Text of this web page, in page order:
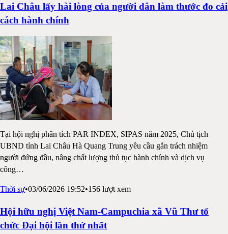
Lai Châu lấy hài lòng của người dân làm thước đo cải
cách hành chính
Tại hội nghị phân tích PAR INDEX, SIPAS năm 2025, Chủ tịch
UBND tỉnh Lai Châu Hà Quang Trung yêu cầu gắn trách nhiệm
người đứng đầu, nâng chất lượng thủ tục hành chính và dịch vụ
công…
Thời sự•03/06/2026 19:52•156 lượt xem
Hội hữu nghị Việt Nam-Campuchia xã Vũ Thư tổ
chức Đại hội lần thứ nhất